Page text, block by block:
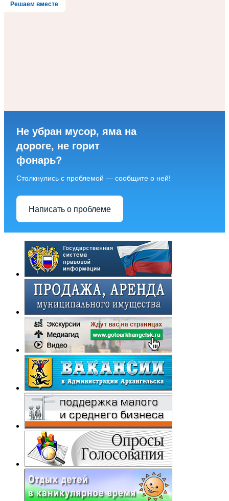
Решаем вместе
Не убран мусор, яма на
дороге, не горит
фонарь?
Столкнулись с проблемой — сообщите о ней!
Написать о проблеме